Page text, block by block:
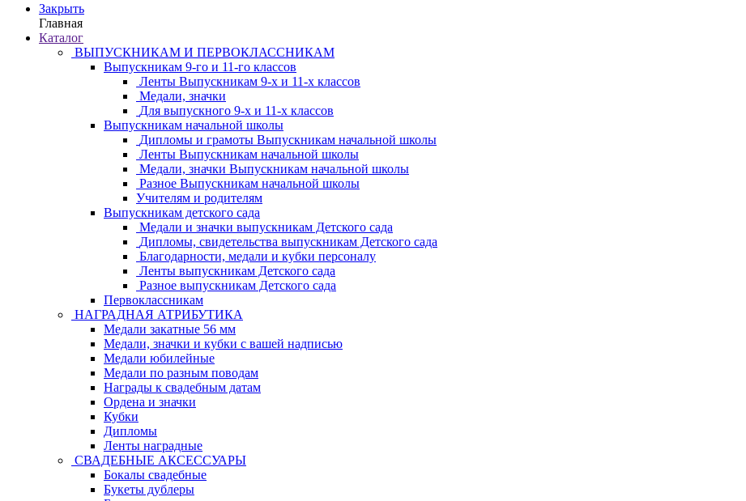
Закрыть
Главная
Каталог
ВЫПУСКНИКАМ И ПЕРВОКЛАССНИКАМ
Выпускникам 9-го и 11-го классов
Ленты Выпускникам 9-х и 11-х классов
Медали, значки
Для выпускного 9-х и 11-х классов
Выпускникам начальной школы
Дипломы и грамоты Выпускникам начальной школы
Ленты Выпускникам начальной школы
Медали, значки Выпускникам начальной школы
Разное Выпускникам начальной школы
Учителям и родителям
Выпускникам детского сада
Медали и значки выпускникам Детского сада
Дипломы, свидетельства выпускникам Детского сада
Благодарности, медали и кубки персоналу
Ленты выпускникам Детского сада
Разное выпускникам Детского сада
Первоклассникам
НАГРАДНАЯ АТРИБУТИКА
Медали закатные 56 мм
Медали, значки и кубки с вашей надписью
Медали юбилейные
Медали по разным поводам
Награды к свадебным датам
Ордена и значки
Кубки
Дипломы
Ленты наградные
СВАДЕБНЫЕ АКСЕССУАРЫ
Бокалы свадебные
Букеты дублеры